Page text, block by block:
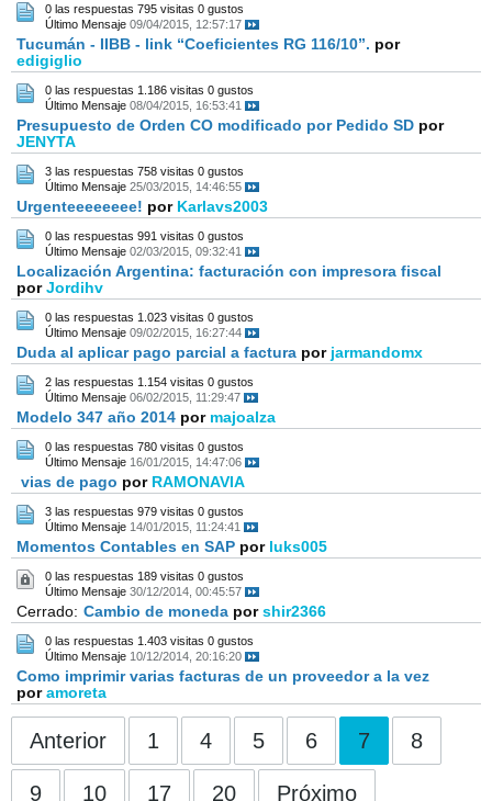
Tucumán - IIBB - link “Coeficientes RG 116/10”. por
edigiglio
0 las respuestas 795 visitas 0 gustos
Último Mensaje 09/04/2015, 12:57:17
Presupuesto de Orden CO modificado por Pedido SD por
JENYTA
0 las respuestas 1.186 visitas 0 gustos
Último Mensaje 08/04/2015, 16:53:41
Urgenteeeeeeee! por Karlavs2003
3 las respuestas 758 visitas 0 gustos
Último Mensaje 25/03/2015, 14:46:55
Localización Argentina: facturación con impresora fiscal
porJordihv
0 las respuestas 991 visitas 0 gustos
Último Mensaje 02/03/2015, 09:32:41
Duda al aplicar pago parcial a factura por jarmandomx
0 las respuestas 1.023 visitas 0 gustos
Último Mensaje 09/02/2015, 16:27:44
Modelo 347 año 2014 por majoalza
2 las respuestas 1.154 visitas 0 gustos
Último Mensaje 06/02/2015, 11:29:47
vias de pago por RAMONAVIA
0 las respuestas 780 visitas 0 gustos
Último Mensaje 16/01/2015, 14:47:06
Momentos Contables en SAP por luks005
3 las respuestas 979 visitas 0 gustos
Último Mensaje 14/01/2015, 11:24:41
Cerrado: Cambio de moneda porshir2366
0 las respuestas 189 visitas 0 gustos
Último Mensaje 30/12/2014, 00:45:57
Como imprimir varias facturas de un proveedor a la vez
poramoreta
0 las respuestas 1.403 visitas 0 gustos
Último Mensaje 10/12/2014, 20:16:20
Anterior 1 4 5 6 7 8
9 10 17 20 Próximo